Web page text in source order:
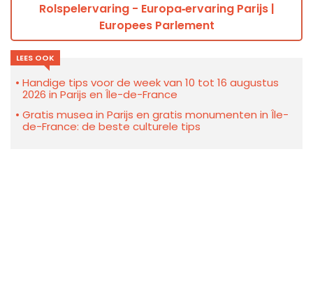
Rolspelervaring - Europa‑ervaring Parijs |
Europees Parlement
LEES OOK
Handige tips voor de week van 10 tot 16 augustus
2026 in Parijs en Île-de-France
Gratis musea in Parijs en gratis monumenten in Île-
de-France: de beste culturele tips